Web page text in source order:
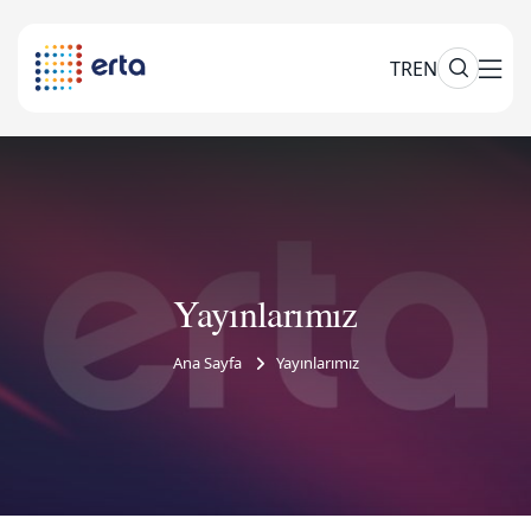
TREN
Yayınlarımız
Ana Sayfa Yayınlarımız